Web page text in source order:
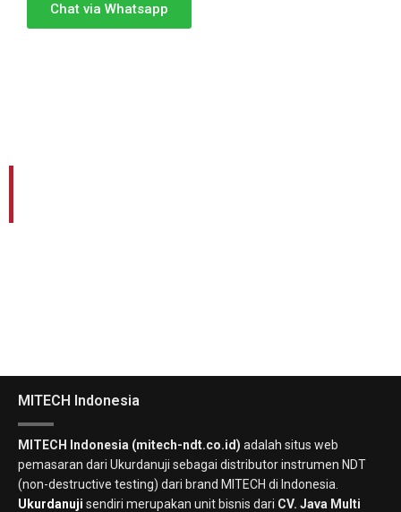
Chat via Whatsapp
MITECH Indonesia
MITECH Indonesia (mitech-ndt.co.id) adalah situs web
pemasaran dari Ukurdanuji sebagai distributor instrumen NDT
(non-destructive testing) dari brand MITECH di Indonesia.
Ukurdanuji sendiri merupakan unit bisnis dari CV. Java Multi